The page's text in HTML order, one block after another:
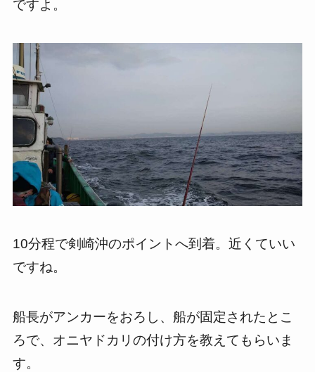
ですよ。
10分程で剣崎沖のポイントへ到着。近くていい
ですね。
船長がアンカーをおろし、船が固定されたとこ
ろで、オニヤドカリの付け方を教えてもらいま
す。